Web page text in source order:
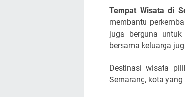
Tempat Wisata di
membantu
juga berguna
bersama keluarga
Destinasi wisata
Semarang, kota